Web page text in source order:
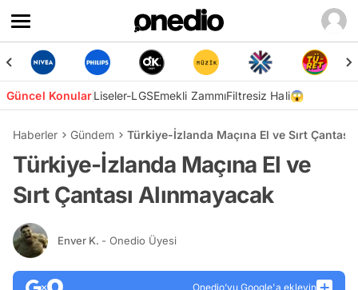
Güncel KonularLiseler-LGSEmekli ZammıFiltresiz Hali😱
Haberler Gündem Türkiye-İzlanda Maçına El ve Sırt Çantası
Türkiye-İzlanda Maçına El ve
Sırt Çantası Alınmayacak
Enver K. - Onedio Üyesi
Onedio’yu Google'a ekleyin